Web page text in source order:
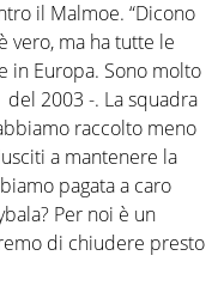
il Malmoe. “Dicono
vero, ma ha tutte le
in Europa. Sono molto
2003 -. La squadra
raccolto meno
a mantenere la
pagata a caro
Per noi è un
di chiudere presto